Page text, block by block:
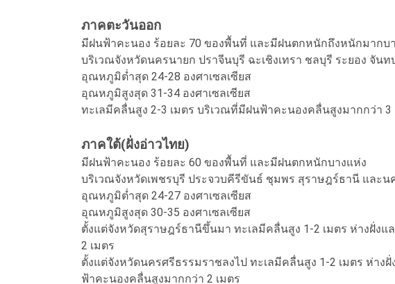
ภาคตะวันออก
มีฝนฟ้าคะนอง ร้อยละ 70 ของพื้นที่ และมีฝนตกหนักถึงหนักมากบ
บริเวณจังหวัดนครนายก ปราจีนบุรี ฉะเชิงเทรา ชลบุรี ระยอง จันท
อุณหภูมิต่ำสุด 24-28 องศาเซลเซียส
อุณหภูมิสูงสุด 31-34 องศาเซลเซียส
ทะเลมีคลื่นสูง 2-3 เมตร บริเวณที่มีฝนฟ้าคะนองคลื่นสูงมากกว่า 3
ภาคใต้(ฝั่งอ่าวไทย)
มีฝนฟ้าคะนอง ร้อยละ 60 ของพื้นที่ และมีฝนตกหนักบางแห่ง
บริเวณจังหวัดเพชรบุรี ประจวบคีรีขันธ์ ชุมพร สุราษฎร์ธานี และน
อุณหภูมิต่ำสุด 24-27 องศาเซลเซียส
อุณหภูมิสูงสุด 30-35 องศาเซลเซียส
ตั้งแต่จังหวัดสุราษฎร์ธานีขึ้นมา ทะเลมีคลื่นสูง 1-2 เมตร ห่างฝั่ง
2 เมตร
ตั้งแต่จังหวัดนครศรีธรรมราชลงไป ทะเลมีคลื่นสูง 1-2 เมตร ห่า
ฟ้าคะนองคลื่นสูงมากกว่า 2 เมตร